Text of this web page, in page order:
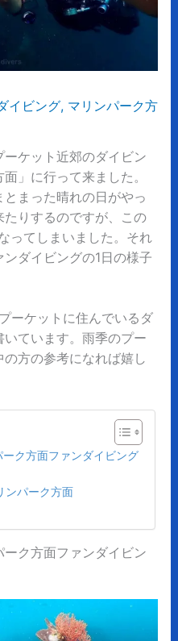
イビング, マリンパーク方
ケット近郊のダイビン
」に行って来ました。
まった晴れの日がやっ
りするのですが、この
ってしまいました。それ
ダイビングの1日の様子
ーケットに住んでいるダ
ています。雨季のプー
方の参考になれば嬉し
ク方面ファンダイビング
ンパーク方面
ク方面ファンダイビン